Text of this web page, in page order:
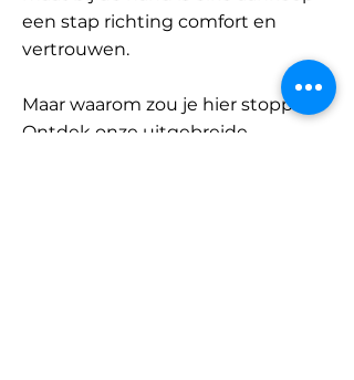
een stap richting comfort en
vertrouwen.
Maar waarom zou je hier stoppen?
Ontdek onze uitgebreide